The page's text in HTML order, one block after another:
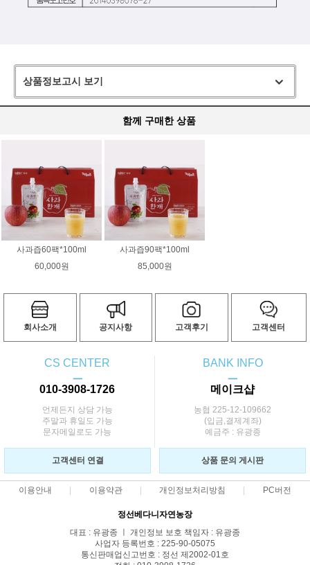
상품정보고시 보기
함께 구매한 상품
사과즙60팩*100ml
60,000원
사과즙90팩*100ml
85,000원
회사소개 공지사항 고객후기 고객센터
CS CENTER
ㅡ
010-3908-1726
언제든지 상담 가능
주말과 휴일도 가능
문자메일로도 가능
BANK INFO
ㅡ
메이크샵
농협 225-12-109662
(입금,결제계좌)
예금주 : 유광종
고객센터 연결 상품 문의 게시판
이용안내 이용약관 개인정보처리방침 PC버전
정선베다니자연농장
대표 : 유광종 ㅣ 개인정보 보호 책임자 : 유광종
사업자 등록번호 : 225-90-05075
통신판매업신고번호 : 정선 제2002-01호